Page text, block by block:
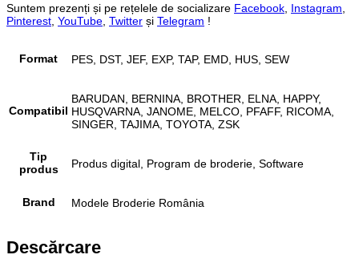
Suntem prezenți și pe rețelele de socializare Facebook Instagram
Pinterest YouTube Twitter și Telegram !
Format PES, DST, JEF, EXP, TAP, EMD, HUS, SEW
Compatibil
BARUDAN, BERNINA, BROTHER, ELNA, HAPPY,
HUSQVARNA, JANOME, MELCO, PFAFF, RICOMA,
SINGER, TAJIMA, TOYOTA, ZSK
Tip
produs
Produs digital, Program de broderie, Software
Brand Modele Broderie România
Descărcare